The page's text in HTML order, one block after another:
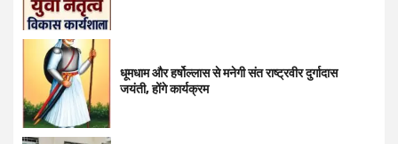
धूमधाम और हर्षोल्लास से मनेगी संत राष्ट्रवीर दुर्गादास
जयंती, होंगे कार्यक्रम